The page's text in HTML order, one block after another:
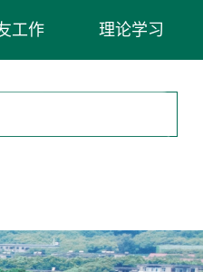
工作 理论学习